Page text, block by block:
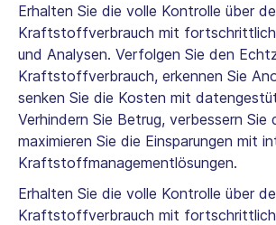
Erhalten Sie die volle Kontrolle über
Kraftstoffverbrauch mit
und Analysen. Verfolgen Sie den
Kraftstoffverbrauch, erkennen Sie
senken Sie die Kosten mit
Verhindern Sie Betrug, verbessern Sie
maximieren Sie die Einsparungen mit
Kraftstoffmanagementlösungen.
Erhalten Sie die volle Kontrolle über
Kraftstoffverbrauch mit